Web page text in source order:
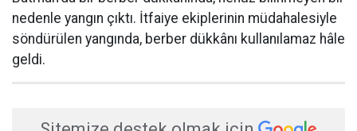
nedenle yangın çıktı. İtfaiye ekiplerinin müdahalesiyle
söndürülen yangında, berber dükkânı kullanılamaz hâle
geldi.